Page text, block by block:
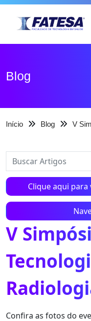
Blog
Início Blog V
Clique aqui
V
Confira as fotos do